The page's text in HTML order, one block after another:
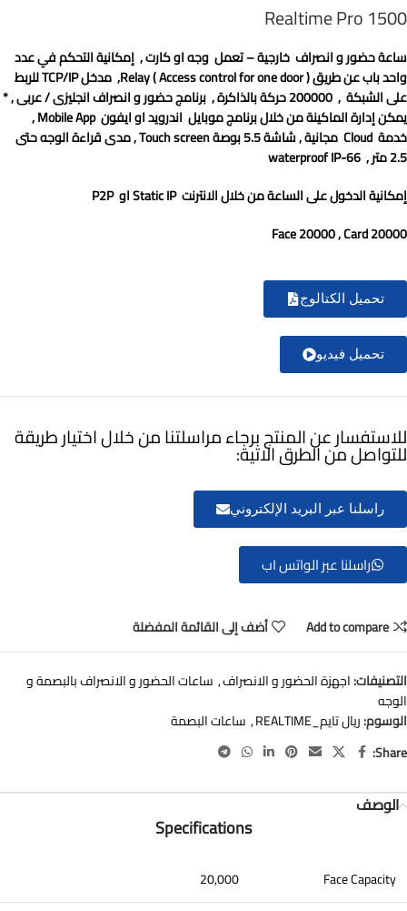
Realtime Pro 1500
ساعة حضور و انصراف خارجية – تعمل وجه او كارت , إمكانية التحكم في عدد
واحد باب عن طريق
Relay(Access control for one door), مدخل TCP/IPللربط
على الشبكة , 200000حركة بالذاكرة , برنامج حضور و انصراف انجليزى / عربى , *
يمكن إدارة الماكينة من خلال برنامج موبايل اندرويد او ايفون Mobile App
,
خدمة Cloud مجانية, شاشة 5.5 بوصة Touch screen, مدى قراءة الوجه حتى
2.5 متر ,
waterproof IP-66
إمكانية الدخول على الساعة من خلال الانترنتStatic IPاوP2P
20000 Face 20000 , Card
تحميل الكتالوج
تحميل فيديو
للاستفسار عن المنتج برجاء مراسلتنا من خلال اختيار طريقة
للتواصل من الطرق الاتية:
راسلنا عبر البريد الإلكتروني
راسلنا عبر الواتس اب
Add to compare أضف إلى القائمة المفضلة
التصنيفات:اجهزة الحضور و الانصراف, ساعات الحضور و الانصراف بالبصمة و
الوجه
الوسوم:ريال تايم_REALTIME , ساعات البصمة
Share:
الوصف
Specifications
Face Capacity
20,000